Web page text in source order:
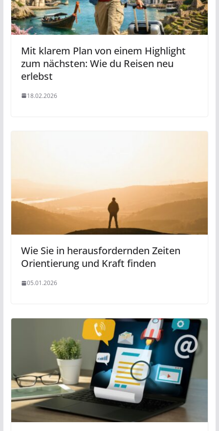
Mit klarem Plan von einem Highlight
zum nächsten: Wie du Reisen neu
erlebst
18.02.2026
Wie Sie in herausfordernden Zeiten
Orientierung und Kraft finden
05.01.2026